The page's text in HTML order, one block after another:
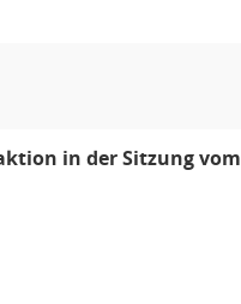
in der Sitzung vom